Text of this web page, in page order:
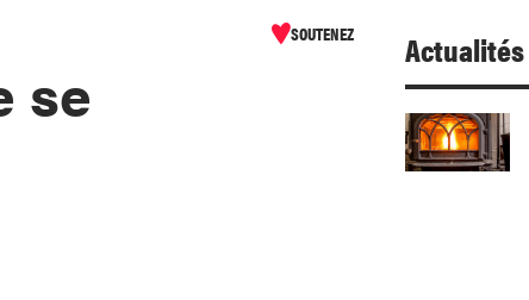
SOUTENEZ
se
Actualités